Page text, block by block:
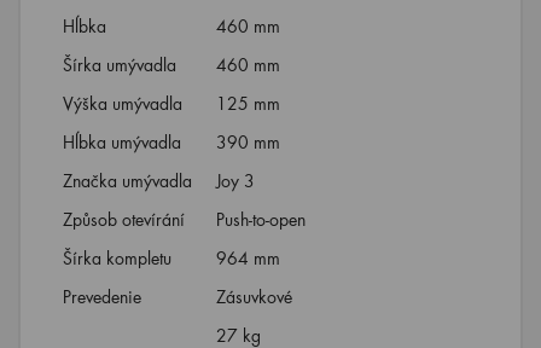
Hĺbka
460 mm
Šírka umývadla
460 mm
Výška umývadla
125 mm
Hĺbka umývadla
390 mm
Značka umývadla
Joy 3
Způsob otevírání
Push-to-open
Šírka kompletu
964 mm
Prevedenie
Zásuvkové
27 kg